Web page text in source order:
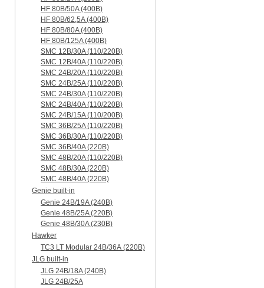
HF 80B/50A (400B)
HF 80B/62,5A (400B)
HF 80B/80A (400B)
HF 80B/125A (400B)
SMC 12B/30A (110/220B)
SMC 12B/40A (110/220B)
SMC 24B/20A (110/220B)
SMC 24B/25A (110/220B)
SMC 24B/30A (110/220B)
SMC 24B/40A (110/220B)
SMC 24B/15A (110/200B)
SMC 36B/25A (110/220B)
SMC 36B/30A (110/220B)
SMC 36B/40A (220B)
SMC 48B/20A (110/220B)
SMC 48B/30A (220B)
SMC 48B/40A (220B)
Genie built-in
Genie 24B/19A (240B)
Genie 48B/25A (220B)
Genie 48B/30A (230B)
Hawker
TC3 LT Modular 24В/36А (220B)
JLG built-in
JLG 24B/18A (240B)
JLG 24B/25A